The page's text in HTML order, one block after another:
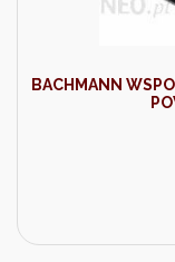
BACHMANN